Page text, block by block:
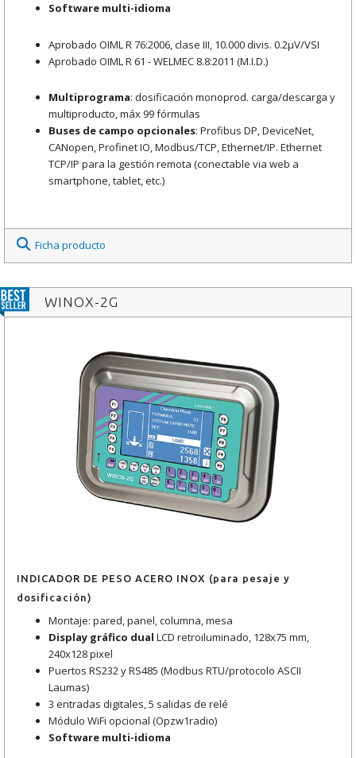
Software multi-idioma
Aprobado OIML R 76:2006, clase III, 10.000 divis. 0.2μV/VSI
Aprobado OIML R 61 - WELMEC 8.8:2011 (M.I.D.)
Multiprograma: dosificación monoprod. carga/descarga y
multiproducto, máx 99 fórmulas
Buses de campo opcionales: Profibus DP, DeviceNet,
CANopen, Profinet IO, Modbus/TCP, Ethernet/IP. Ethernet
TCP/IP para la gestión remota (conectable via web a
smartphone, tablet, etc.)
Ficha producto
WINOX-2G
INDICADOR DE PESO ACERO INOX (para pesaje y
dosificación)
Montaje: pared, panel, columna, mesa
Display gráfico dual LCD retroiluminado, 128x75 mm,
240x128 pixel
Puertos RS232 y RS485 (Modbus RTU/protocolo ASCII
Laumas)
3 entradas digitales, 5 salidas de relé
Módulo WiFi opcional (Opzw1radio)
Software multi-idioma